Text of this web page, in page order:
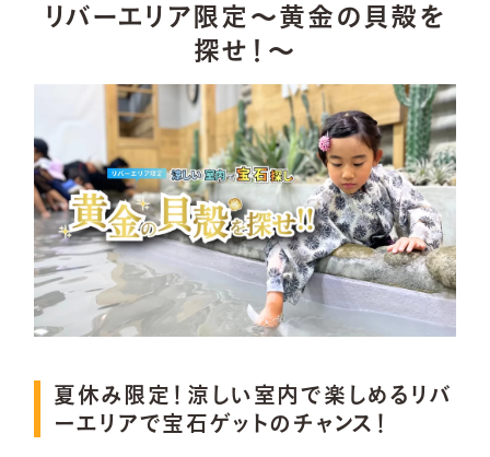
家族で楽しもう
愛犬と遊ぼう
孫と楽しもう
旅行で立ち寄ろう
リバーエリア限定～黄金の貝殻を
探せ！～
夏休み限定！涼しい室内で楽しめるリバ
ーエリアで宝石ゲットのチャンス！